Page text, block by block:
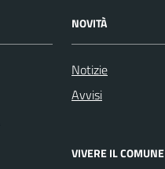
NOVITÀ
Notizie
Avvisi
VIVERE IL COMUNE